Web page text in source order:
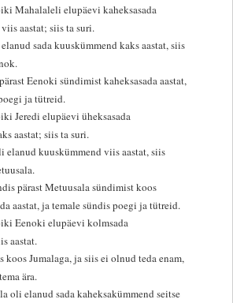
Mahalaleli elupäevi kaheksasada
aastat; siis ta suri.
sada kuuskümmend kaks aastat, siis
Eenoki sündimist kaheksasada aastat,
ja tütreid.
Jeredi elupäevi üheksasada
aastat; siis ta suri.
elanud kuuskümmend viis aastat, siis
pärast Metuusala sündimist koos
aastat, ja temale sündis poegi ja tütreid.
Eenoki elupäevi kolmsada
aastat.
koos Jumalaga, ja siis ei olnud teda enam,
ära.
oli elanud sada kaheksakümmend seitse